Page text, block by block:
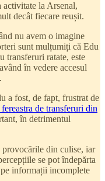
activitate la Arsenal,
decât fiecare reușit.
nu avem o imagine
sunt mulțumiți că Edu
transferuri ratate, este
în vedere accesul
a fost, de fapt, frustrat de
de transferuri din
în detrimentul
provocările din culise, iar
se pot îndepărta
informații incomplete